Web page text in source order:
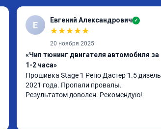
Е Евгений Александрович ✓
★★★★★
20 ноября 2025
«Чип тюнинг двигателя автомобиля за
1-2 часа»
Прошивка Stage 1 Рено Дастер 1.5 дизель
2021 года. Пропали провалы.
Результатом доволен. Рекомендую!